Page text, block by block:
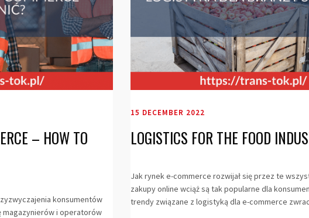
– HOW TO
konsumentów
magazynierów i operatorów
15 DECEMBER 2022
LOGISTICS FOR THE FOOD
Jak rynek e-commerce rozwijał się przez te
zakupy online wciąż są tak popularne dla
trendy związane z logistyką dla e-commerce